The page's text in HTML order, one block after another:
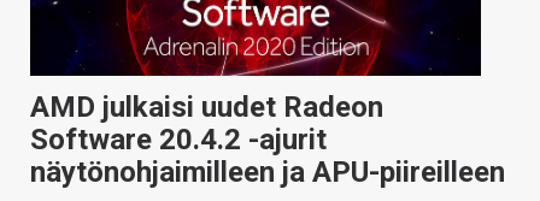
AMD julkaisi uudet Radeon
Software 20.4.2 -ajurit
näytönohjaimilleen ja APU-piireilleen